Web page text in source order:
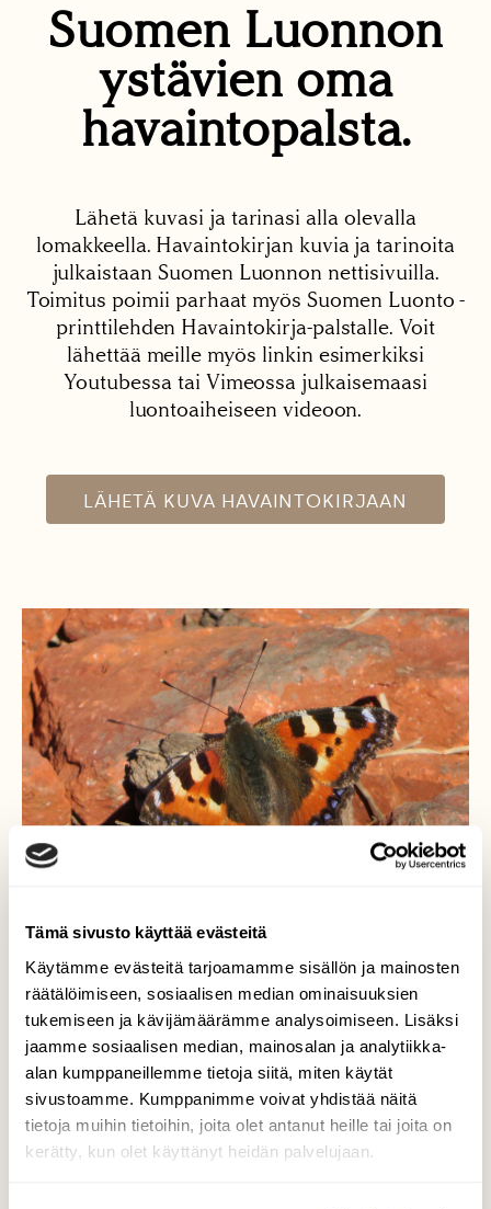
Tämä sivusto käyttää evästeitä
Käytämme evästeitä tarjoamamme sisällön ja mainosten
räätälöimiseen, sosiaalisen median ominaisuuksien
tukemiseen ja kävijämäärämme analysoimiseen. Lisäksi
jaamme sosiaalisen median, mainosalan ja analytiikka-
alan kumppaneillemme tietoja siitä, miten käytät
sivustoamme. Kumppanimme voivat yhdistää näitä
tietoja muihin tietoihin, joita olet antanut heille tai joita on
kerätty, kun olet käyttänyt heidän palvelujaan.
Suomen Luonnon
ystävien oma
havaintopalsta.
Lähetä kuvasi ja tarinasi alla olevalla
lomakkeella. Havaintokirjan kuvia ja tarinoita
julkaistaan Suomen Luonnon nettisivuilla.
Toimitus poimii parhaat myös Suomen Luonto -
printtilehden Havaintokirja-palstalle. Voit
lähettää meille myös linkin esimerkiksi
Youtubessa tai Vimeossa julkaisemaasi
luontoaiheiseen videoon.
LÄHETÄ KUVA HAVAINTOKIRJAAN
Nokkosperhonen
metsätiellä
Nokkosperhonen lennähti metsätielle
levitetylle kattotiilimurskalle aurinkoisena